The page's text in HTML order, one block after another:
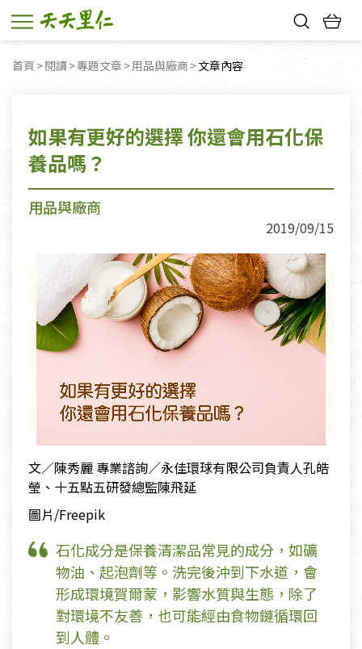
首頁 閱讀 專題文章 用品與廠商 目前頁面：
文章內容
如果有更好的選擇 你還會用石化保
養品嗎？
用品與廠商
2019/09/15
文／陳秀麗 專業諮詢／永佳環球有限公司負責人孔皓
瑩、十五點五研發總監陳飛延
圖片/Freepik
石化成分是保養清潔品常見的成分，如礦
物油、起泡劑等。洗完後沖到下水道，會
形成環境賀爾蒙，影響水質與生態，除了
對環境不友善，也可能經由食物鏈循環回
到人體。